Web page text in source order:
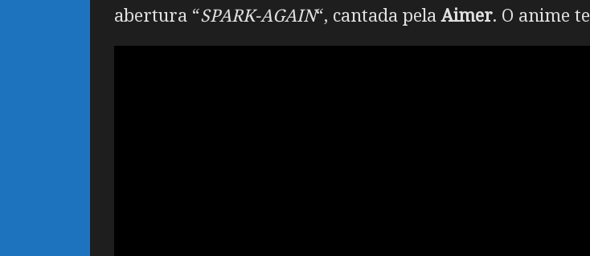
abertura “SPARK-AGAIN“, cantada pelaAimer. O anime